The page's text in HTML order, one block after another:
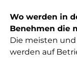
Wo werden in
Benehmen die
Die meisten
werden auf